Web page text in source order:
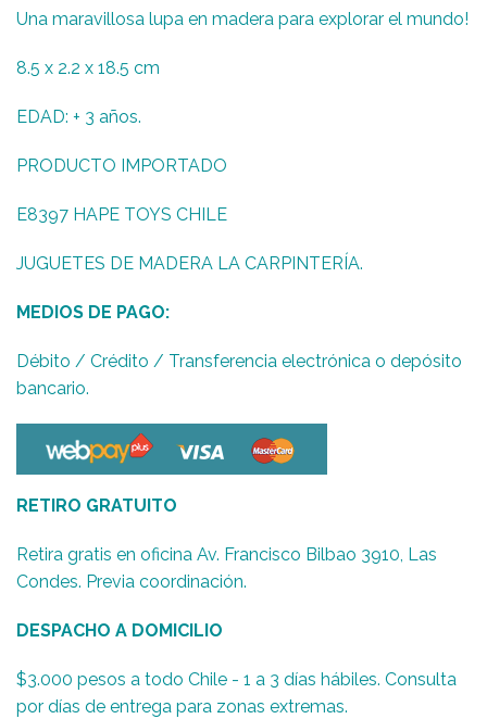
Una maravillosa lupa en madera para explorar el mundo!
8.5 x 2.2 x 18.5 cm
EDAD: + 3 años.
PRODUCTO IMPORTADO
E8397 HAPE TOYS CHILE
JUGUETES DE MADERA LA CARPINTERÍA.
MEDIOS DE PAGO:
Débito / Crédito / Transferencia electrónica o depósito
bancario.
RETIRO GRATUITO
Retira gratis en oficina Av. Francisco Bilbao 3910, Las
Condes. Previa coordinación.
DESPACHO A DOMICILIO
$3.000 pesos a todo Chile - 1 a 3 días hábiles. Consulta
por días de entrega para zonas extremas.